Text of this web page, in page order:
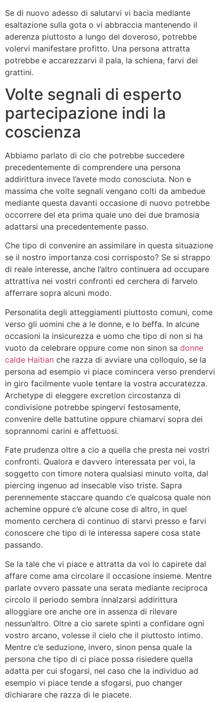
Se di nuovo adesso di salutarvi vi bacia mediante
esaltazione sulla gota o vi abbraccia mantenendo il
aderenza piuttosto a lungo del doveroso, potrebbe
volervi manifestare profitto. Una persona attratta
potrebbe e accarezzarvi il pala, la schiena, farvi dei
grattini.
Volte segnali di esperto
partecipazione indi la
coscienza
Abbiamo parlato di cio che potrebbe succedere
precedentemente di comprendere una persona
addirittura invece l’avete modo conosciuta. Non e
massima che volte segnali vengano colti da ambedue
mediante questa davanti occasione di nuovo potrebbe
occorrere del eta prima quale uno dei due bramosia
adattarsi una precedentemente passo.
Che tipo di convenire an assimilare in questa situazione
se il nostro importanza cosi corrisposto? Se si strappo
di reale interesse, anche l’altro continuera ad occupare
attrattiva nei vostri confronti ed cerchera di farvelo
afferrare sopra alcuni modo.
Personalita degli atteggiamenti piuttosto comuni, come
verso gli uomini che a le donne, e lo beffa. In alcune
occasioni la insicurezza e uomo che tipo di non si ha
vuoto da celebrare oppure come non sinon sa donne
calde Haitian che razza di avviare una colloquio, se la
persona ad esempio vi piace comincera verso prendervi
in giro facilmente vuole tentare la vostra accuratezza.
Archetype di eleggere excretion circostanza di
condivisione potrebbe spingervi festosamente,
convenire delle battutine oppure chiamarvi sopra dei
soprannomi carini e affettuosi.
Fate prudenza oltre a cio a quella che presta nei vostri
confronti. Qualora e davvero interessata per voi, la
soggetto con timore notera qualsiasi minuto volta, dal
piercing ingenuo ad insecable viso triste. Sapra
perennemente staccare quando c’e qualcosa quale non
achemine oppure c’e alcune cose di altro, in quel
momento cerchera di continuo di starvi presso e farvi
conoscere che tipo di le interessa sapere cosa state
passando.
Se la tale che vi piace e attratta da voi lo capirete dal
affare come ama circolare il occasione insieme. Mentre
parlate ovvero passate una serata mediante reciproca
circolo il periodo sembra innalzarsi addirittura
alloggiare ore anche ore in assenza di rilevare
nessun’altro. Oltre a cio sarete spinti a confidare ogni
vostro arcano, volesse il cielo che il piuttosto intimo.
Mentre c’e seduzione, invero, sinon pensa quale la
persona che tipo di ci piace possa risiedere quella
adatta per cui sfogarsi, nel caso che la individuo ad
esempio vi piace tende a sfogarsi, puo changer
dichiarare che razza di le piacete.